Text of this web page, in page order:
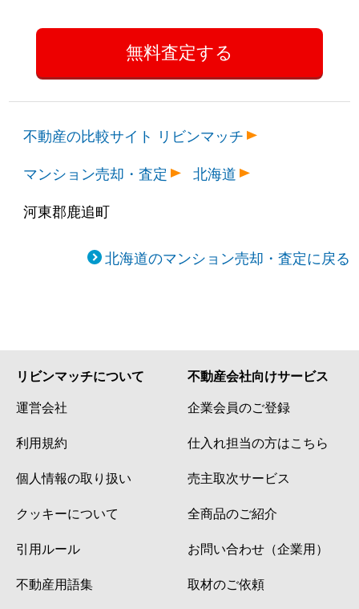
不動産の比較サイト リビンマッチ
マンション売却・査定
北海道
河東郡鹿追町
北海道のマンション売却・査定に戻る
リビンマッチについて
運営会社
利用規約
個人情報の取り扱い
クッキーについて
引用ルール
不動産用語集
不動産会社向けサービス
企業会員のご登録
仕入れ担当の方はこちら
売主取次サービス
全商品のご紹介
お問い合わせ（企業用）
取材のご依頼